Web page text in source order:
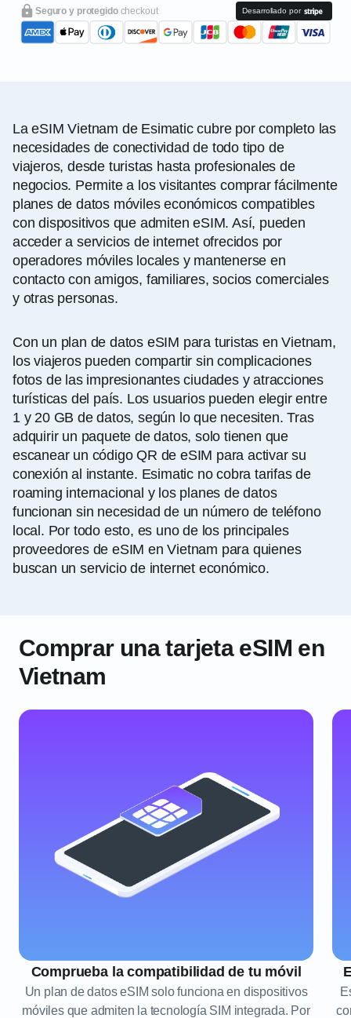
Seguro y protegido checkout Desarrollado por
La eSIM Vietnam de Esimatic cubre por completo las
necesidades de conectividad de todo tipo de
viajeros, desde turistas hasta profesionales de
negocios. Permite a los visitantes comprar fácilmente
planes de datos móviles económicos compatibles
con dispositivos que admiten eSIM. Así, pueden
acceder a servicios de internet ofrecidos por
operadores móviles locales y mantenerse en
contacto con amigos, familiares, socios comerciales
y otras personas.
Con un plan de datos eSIM para turistas en Vietnam,
los viajeros pueden compartir sin complicaciones
fotos de las impresionantes ciudades y atracciones
turísticas del país. Los usuarios pueden elegir entre
1 y 20 GB de datos, según lo que necesiten. Tras
adquirir un paquete de datos, solo tienen que
escanear un código QR de eSIM para activar su
conexión al instante. Esimatic no cobra tarifas de
roaming internacional y los planes de datos
funcionan sin necesidad de un número de teléfono
local. Por todo esto, es uno de los principales
proveedores de eSIM en Vietnam para quienes
buscan un servicio de internet económico.
Comprar una tarjeta eSIM en
Vietnam
Comprueba la compatibilidad de tu móvil
Un plan de datos eSIM solo funciona en dispositivos
móviles que admiten la tecnología SIM integrada. Por